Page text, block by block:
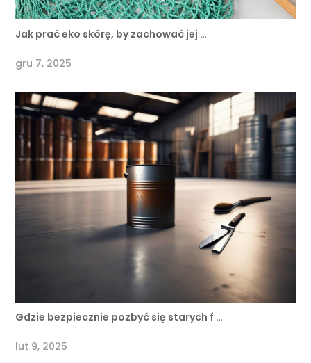
Jak prać eko skórę, by zachować jej …
gru 7, 2025
Gdzie bezpiecznie pozbyć się starych f …
lut 9, 2025